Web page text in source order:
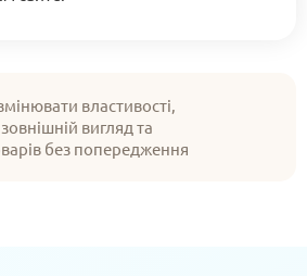
властивості,
вигляд та
без попередження